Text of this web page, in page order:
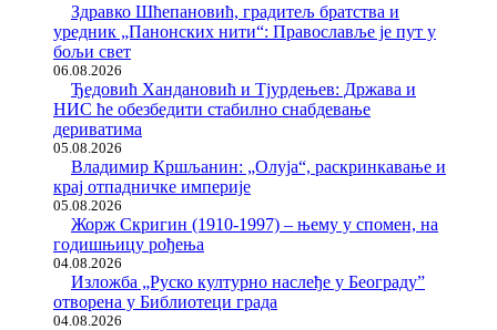
Здравко Шћепановић, градитељ братства и
уредник „Панонских нити“: Православље је пут у
бољи свет
06.08.2026
Ђедовић Хандановић и Тјурдењев: Држава и
НИС ће обезбедити стабилно снабдевање
дериватима
05.08.2026
Владимир Кршљанин: „Олуја“, раскринкавање и
крај отпадничке империје
05.08.2026
Жорж Скригин (1910-1997) – њему у спомен, на
годишњицу рођења
04.08.2026
Изложба „Руско културно наслеђе у Београду”
отворена у Библиотеци града
04.08.2026